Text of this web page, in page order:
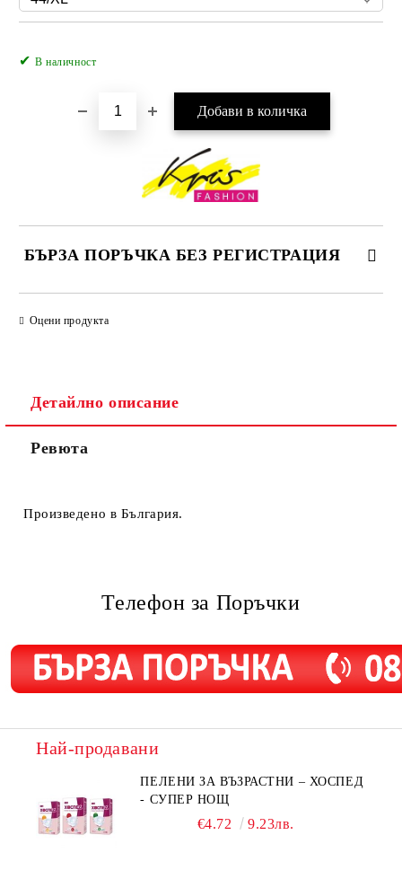
✔В наличност
БЪРЗА ПОРЪЧКА БЕЗ РЕГИСТРАЦИЯ
Оцени продукта
Детайлно описание
Ревюта
Произведено в България.
Телефон за Поръчки
Най-продавани
ПЕЛЕНИ ЗА ВЪЗРАСТНИ – ХОСПЕД
- СУПЕР НОЩ
€4.72 9.23лв.